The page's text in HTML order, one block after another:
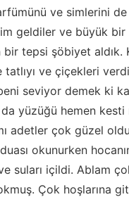
ve simlerini de
geldiler ve büyük bir
tepsi şöbiyet aldık.
ve çiçekleri
seviyor demek ki
yüzüğü hemen
adetler çok güzel
okunurken
suları içildi. Ablam
Çok hoşlarına